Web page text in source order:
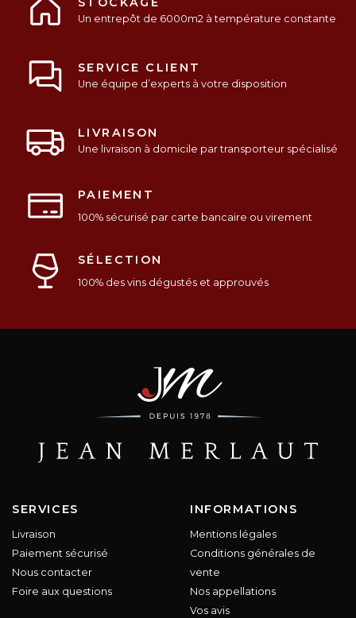
Un entrepôt de 6000m2 à température constante
SERVICE CLIENT
Une équipe d’experts à votre disposition
LIVRAISON
Une livraison à domicile par transporteur spécialisé
PAIEMENT
100% sécurisé par carte bancaire ou virement
SÉLECTION
100% des vins dégustés et approuvés
SERVICES
Livraison
Paiement sécurisé
Nous contacter
Foire aux questions
INFORMATIONS
Mentions légales
Conditions générales de
vente
Nos appellations
Vos avis